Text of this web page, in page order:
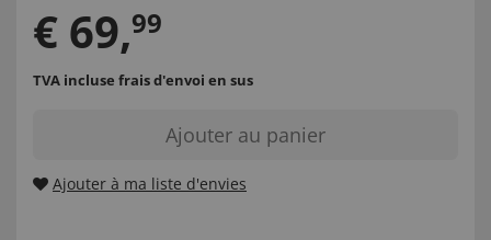
€ 69,99
TVA incluse frais d'envoi en sus
Ajouter au panier
Ajouter à ma liste d'envies